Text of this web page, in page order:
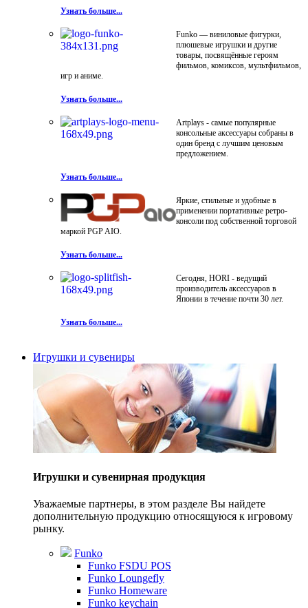
Узнать больше...
Funko — виниловые фигурки,
плюшевые игрушки и другие
товары, посвящённые героям
фильмов, комиксов, мультфильмов,
игр и аниме.
Узнать больше...
Artplays - самые популярные
консольные аксессуары собраны в
один бренд с лучшим ценовым
предложением.
Узнать больше...
Яркие, стильные и удобные в
применении портативные ретро-
консоли под собственной торговой
маркой PGP AIO.
Узнать больше...
Сегодня, HORI - ведущий
производитель аксессуаров в
Японии в течение почти 30 лет.
Узнать больше...
Игрушки и сувениры
Игрушки и сувенирная продукция
Уважаемые партнеры, в этом разделе Вы найдете
дополнительную продукцию относящуюся к игровому
рынку.
Funko
Funko FSDU POS
Funko Loungefly
Funko Homeware
Funko keychain